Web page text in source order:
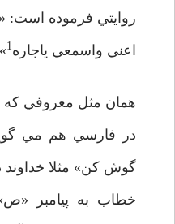
روايتي فرموده است:
اعني واسمعي ياجاره1
همان مثل معروفي كه
در فارسي هم مي
گوش كن» مثلا خداوند
خطاب به پيامبر